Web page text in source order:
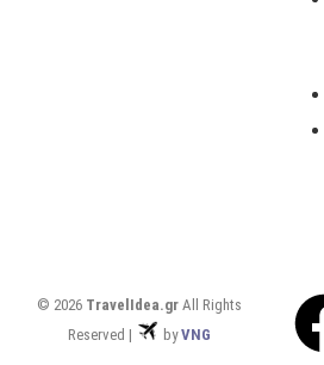
© 2026 TravelIdea.gr All Rights
Reserved |
byVNG